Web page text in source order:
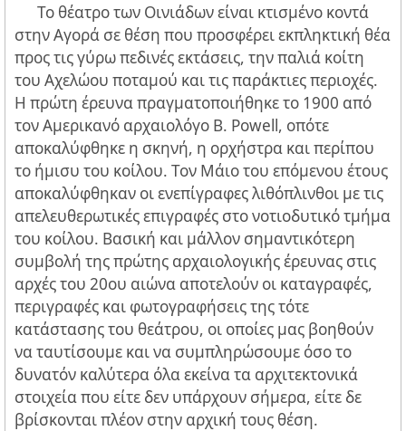
Το θέατρο των Οινιάδων είναι κτισμένο κοντά
στην Αγορά σε θέση που προσφέρει εκπληκτική θέα
προς τις γύρω πεδινές εκτάσεις, την παλιά κοίτη
του Αχελώου ποταμού και τις παράκτιες περιοχές.
Η πρώτη έρευνα πραγματοποιήθηκε το 1900 από
τον Αμερικανό αρχαιολόγο B. Powell, οπότε
αποκαλύφθηκε η σκηνή, η ορχήστρα και περίπου
το ήμισυ του κοίλου. Τον Μάιο του επόμενου έτους
αποκαλύφθηκαν οι ενεπίγραφες λιθόπλινθοι με τις
απελευθερωτικές επιγραφές στο νοτιοδυτικό τμήμα
του κοίλου. Βασική και μάλλον σημαντικότερη
συμβολή της πρώτης αρχαιολογικής έρευνας στις
αρχές του 20ου αιώνα αποτελούν οι καταγραφές,
περιγραφές και φωτογραφήσεις της τότε
κατάστασης του θεάτρου, οι οποίες μας βοηθούν
να ταυτίσουμε και να συμπληρώσουμε όσο το
δυνατόν καλύτερα όλα εκείνα τα αρχιτεκτονικά
στοιχεία που είτε δεν υπάρχουν σήμερα, είτε δε
βρίσκονται πλέον στην αρχική τους θέση.